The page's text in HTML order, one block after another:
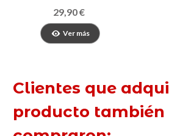
29,90 €
Ver más
Clientes que
producto también